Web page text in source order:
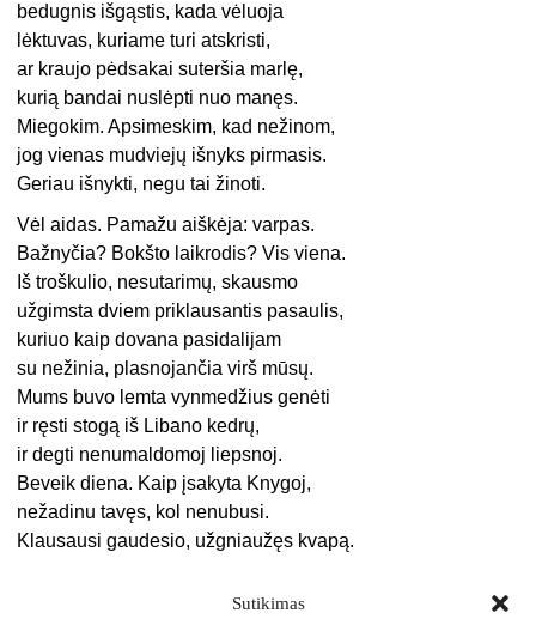
Sutikimas
bedugnis išgąstis, kada vėluoja
lėktuvas, kuriame turi atskristi,
ar kraujo pėdsakai suteršia marlę,
kurią bandai nuslėpti nuo manęs.
Miegokim. Apsimeskim, kad nežinom,
jog vienas mudviejų išnyks pirmasis.
Geriau išnykti, negu tai žinoti.
Vėl aidas. Pamažu aiškėja: varpas.
Bažnyčia? Bokšto laikrodis? Vis viena.
Iš troškulio, nesutarimų, skausmo
užgimsta dviem priklausantis pasaulis,
kuriuo kaip dovana pasidalijam
su nežinia, plasnojančia virš mūsų.
Mums buvo lemta vynmedžius genėti
ir ręsti stogą iš Libano kedrų,
ir degti nenumaldomoj liepsnoj.
Beveik diena. Kaip įsakyta Knygoj,
nežadinu tavęs, kol nenubusi.
Klausausi gaudesio, užgniaužęs kvapą.